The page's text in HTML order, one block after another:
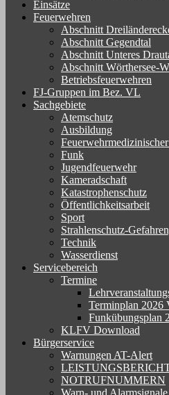
Einsätze
Feuerwehren
Abschnitt
Abschnitt Gegendtal
Abschnitt Unteres
Abschnitt Wörthersee-
Betriebsfeuerwehren
FJ-Gruppen im Bez. VL
Sachgebiete
Atemschutz
Ausbildung
Funk
Jugendfeuerwehr
Kameradschaft
Katastrophenschutz
Öffentlichkeitsarbeit
Sport
Strahlenschutz-
Technik
Wasserdienst
Servicebereich
Termine
Terminplan 2026
Funkübungsplan
KLFV Download
Bürgerservice
Warnungen AT-Alert
NOTRUFNUMMERN
Warn- und